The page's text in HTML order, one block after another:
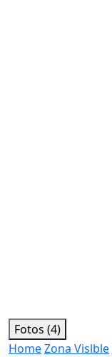
Fotos (4)
HomeZona Vislble